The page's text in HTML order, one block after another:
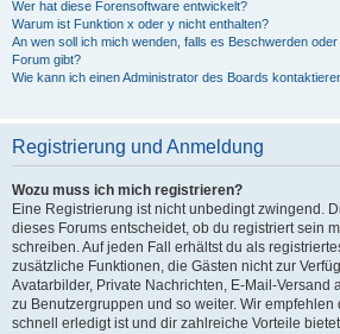
Wer hat diese Forensoftware entwickelt?
Warum ist Funktion x oder y nicht enthalten?
An wen soll ich mich wenden, falls es Beschwerden
Forum gibt?
Wie kann ich einen Administrator des Boards
Registrierung und Anmeldung
Wozu muss ich mich registrieren?
Eine Registrierung ist nicht unbedingt zwingend.
dieses Forums entscheidet, ob du registriert sein
schreiben. Auf jeden Fall erhältst du als
zusätzliche Funktionen, die Gästen nicht zur
Avatarbilder, Private Nachrichten, E-Mail-Versand
zu Benutzergruppen und so weiter. Wir
schnell erledigt ist und dir zahlreiche Vorteile